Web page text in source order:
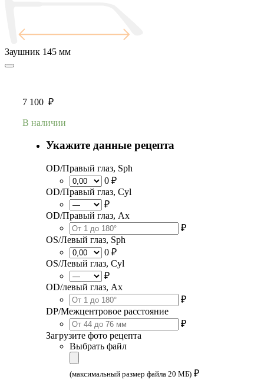
Заушник 145 мм
7 100 ₽
В наличии
Укажите данные рецепта
OD/Правый глаз, Sph
0 ₽
OD/Правый глаз, Cyl
₽
OD/Правый глаз, Ax
₽
OS/Левый глаз, Sph
0 ₽
OS/Левый глаз, Cyl
₽
OD/левый глаз, Ax
₽
DP/Межцентровое расстояние
₽
Загрузите фото рецепта
Выбрать файл
(максимальный размер файла 20 МБ) ₽